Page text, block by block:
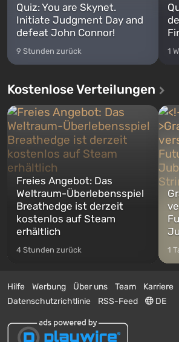
Quiz: You are Skynet.
Initiate Judgment Day and
defeat John Connor!
9 Stunden zurück 1
Kostenlose Verteilungen
Freies Angebot: Das
Weltraum-Überlebensspiel
Breathedge ist derzeit
kostenlos auf Steam
erhältlich
4 Stunden zurück 1
Hilfe Werbung Über uns Team Karriere
Datenschutzrichtlinie
RSS-Feed DE